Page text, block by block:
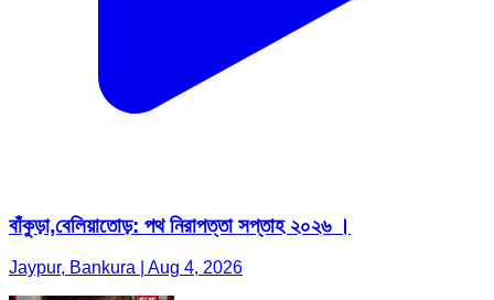
বাঁকুড়া,বেলিয়াতোড়: পথ নিরাপত্তা সপ্তাহ ২০২৬ ।
Jaypur, Bankura | Aug 4, 2026